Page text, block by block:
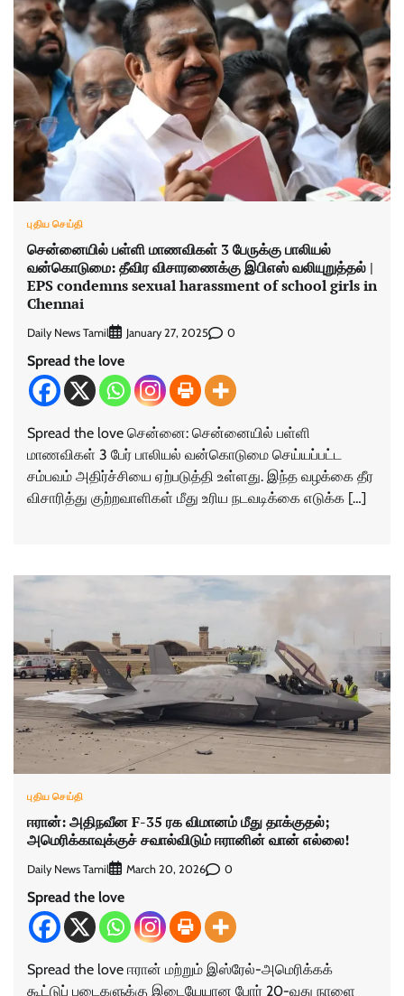
புதிய செய்தி
சென்னையில் பள்ளி மாணவிகள் 3 பேருக்கு பாலியல்
வன்கொடுமை: தீவிர விசாரணைக்கு இபிஎஸ் வலியுறுத்தல் |
EPS condemns sexual harassment of school girls in
Chennai
Daily News Tamil January 27, 2025 0
Spread the love
Spread the love சென்னை: சென்னையில் பள்ளி
மாணவிகள் 3 பேர் பாலியல் வன்கொடுமை செய்யப்பட்ட
சம்பவம் அதிர்ச்சியை ஏற்படுத்தி உள்ளது. இந்த வழக்கை தீர
விசாரித்து குற்றவாளிகள் மீது உரிய நடவடிக்கை எடுக்க […]
புதிய செய்தி
ஈரான்: அதிநவீன F-35 ரக விமானம் மீது தாக்குதல்;
அமெரிக்காவுக்குச் சவால்விடும் ஈரானின் வான் எல்லை!
Daily News Tamil March 20, 2026 0
Spread the love
Spread the love ஈரான் மற்றும் இஸ்ரேல்-அமெரிக்கக்
கூட்டுப் படைகளுக்கு இடையேயான போர் 20-வது நாளை